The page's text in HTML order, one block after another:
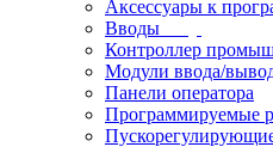
Аксессуары к
Вводы
Контроллер
Модули ввода/
Панели оператора
Программируемые